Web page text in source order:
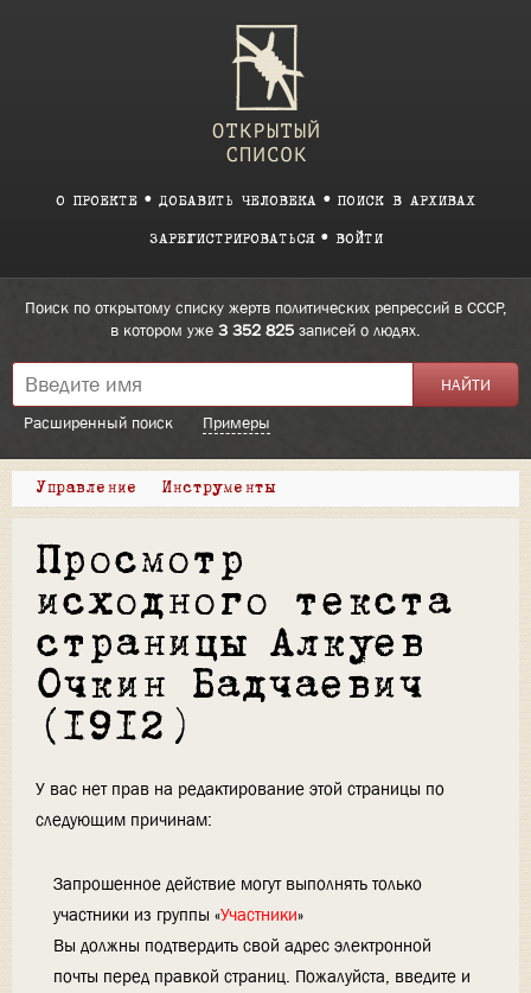
О ПРОЕКТЕ ДОБАВИТЬ ЧЕЛОВЕКА ПОИСК В АРХИВАХ
ЗАРЕГИСТРИРОВАТЬСЯ ВОЙТИ
Поиск по открытому списку жертв политических репрессий в СССР,
в котором уже 3 352 825 записей о людях.
Расширенный поиск Примеры
Управление Инструменты
Просмотр
исходного текста
страницы Алкуев
Очкин Бадчаевич
(1912)
У вас нет прав на редактирование этой страницы по
следующим причинам:
Запрошенное действие могут выполнять только
участники из группы «Участники»
Вы должны подтвердить свой адрес электронной
почты перед правкой страниц. Пожалуйста, введите и